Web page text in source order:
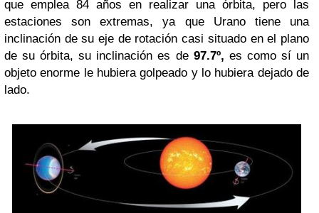
que emplea 84 años en realizar una órbita, pero las
estaciones son extremas, ya que Urano tiene una
inclinación de su eje de rotación casi situado en el plano
de su órbita, su inclinación es de 97.7º, es como sí un
objeto enorme le hubiera golpeado y lo hubiera dejado de
lado.